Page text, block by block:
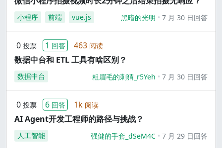
小程序 前端 vue.js 黑暗的光明 7 月 30 日回答
0 投票 1 回答 463 阅读
数据中台和 ETL 工具有啥区别？
数据中台 粗眉毛的刺猬_r5Yeh 7 月 30 日回答
0 投票 6 回答 1k 阅读
AI Agent开发工程师的路径与挑战？
人工智能 强健的手套_dSeM4C 7 月 29 日回答